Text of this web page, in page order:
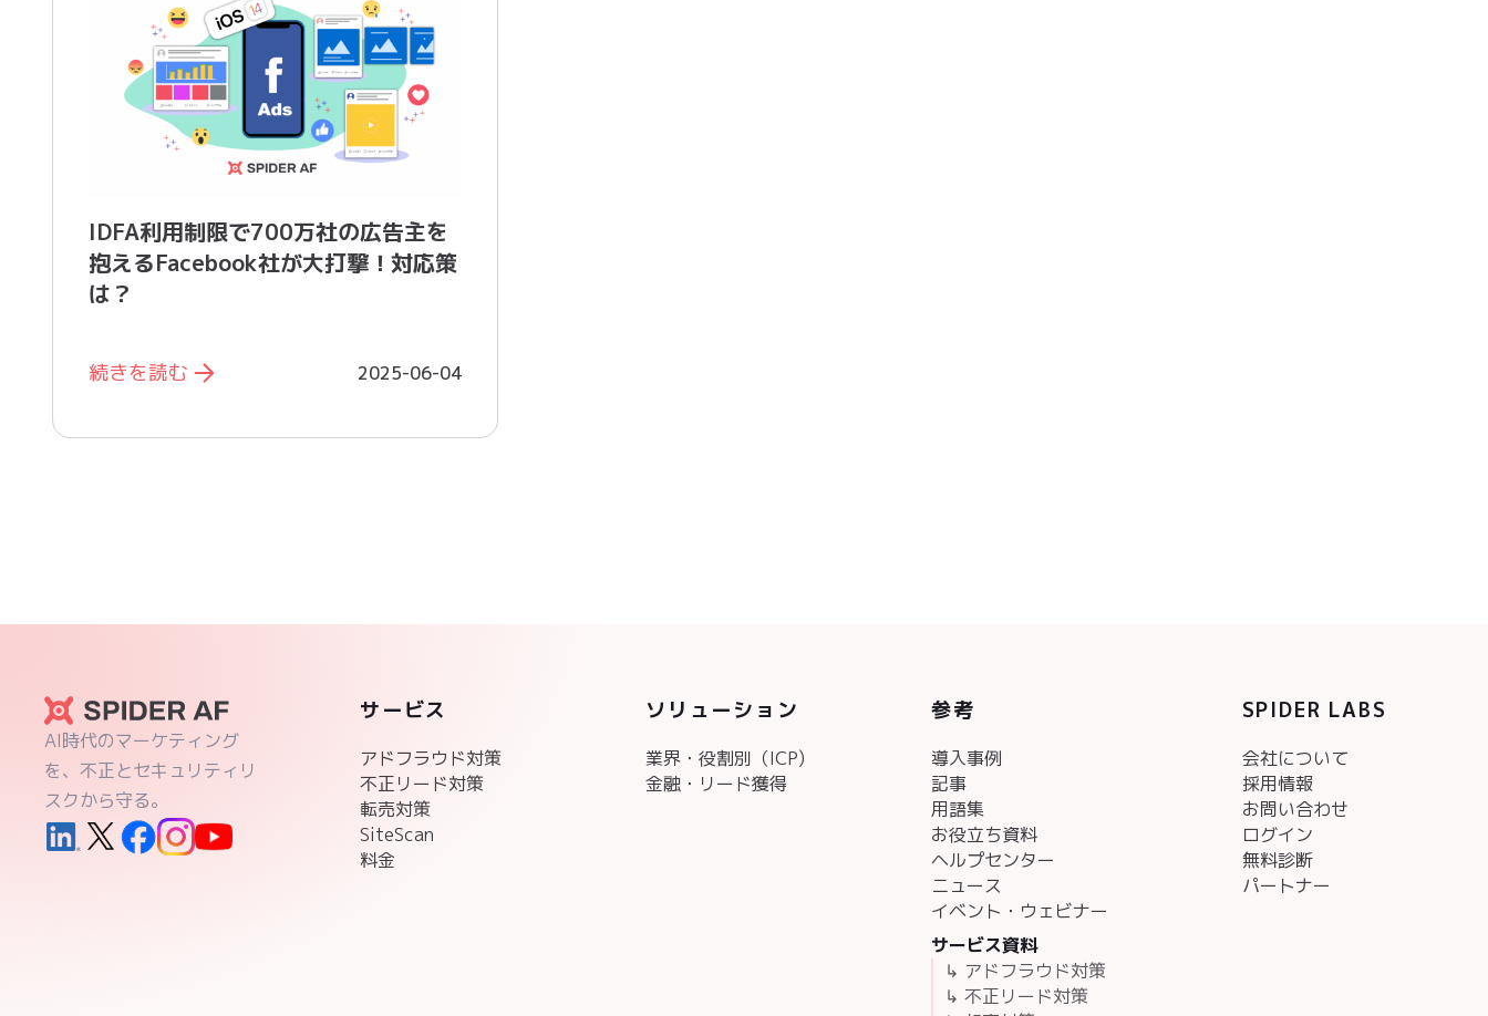
IDFA利用制限で700万社の広告主を
抱えるFacebook社が大打撃！対応策
は？
続きを読む 2025-06-04
AI時代のマーケティング
を、不正とセキュリティリ
スクから守る。
サービス
アドフラウド対策
不正リード対策
転売対策
SiteScan
料金
ソリューション
業界・役割別（ICP)
金融・リード獲得
参考
導入事例
記事
用語集
お役立ち資料
ヘルプセンター
ニュース
イベント・ウェビナー
サービス資料
↳ アドフラウド対策
↳ 不正リード対策
SPIDER LABS
会社について
採用情報
お問い合わせ
ログイン
無料診断
パートナー